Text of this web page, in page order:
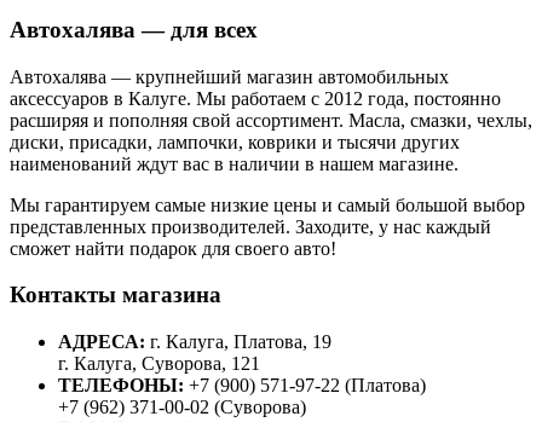
Автохалява — для всех
Автохалява — крупнейший магазин автомобильных
аксессуаров в Калуге. Мы работаем с 2012 года, постоянно
расширяя и пополняя свой ассортимент. Масла, смазки, чехлы,
диски, присадки, лампочки, коврики и тысячи других
наименований ждут вас в наличии в нашем магазине.
Мы гарантируем самые низкие цены и самый большой выбор
представленных производителей. Заходите, у нас каждый
сможет найти подарок для своего авто!
Контакты магазина
АДРЕСА: г. Калуга, Платова, 19
г. Калуга, Суворова, 121
ТЕЛЕФОНЫ: +7 (900) 571-97-22 (Платова)
+7 (962) 371-00-02 (Суворова)